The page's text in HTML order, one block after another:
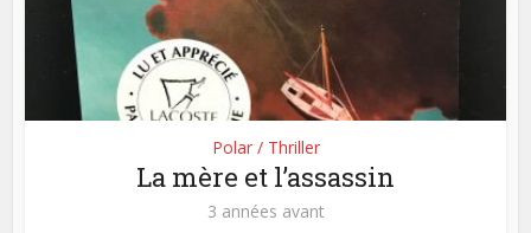
Polar / Thriller
La mère et l’assassin
3 années avant